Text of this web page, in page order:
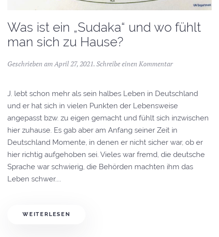
Was ist ein „Sudaka“ und wo fühlt
man sich zu Hause?
Geschrieben am April 27, 2021. Schreibe einen Kommentar
J. lebt schon mehr als sein halbes Leben in Deutschland
und er hat sich in vielen Punkten der Lebensweise
angepasst bzw. zu eigen gemacht und fühlt sich inzwischen
hier zuhause. Es gab aber am Anfang seiner Zeit in
Deutschland Momente, in denen er nicht sicher war, ob er
hier richtig aufgehoben sei. Vieles war fremd, die deutsche
Sprache war schwierig, die Behörden machten ihm das
Leben schwer....
WEITERLESEN